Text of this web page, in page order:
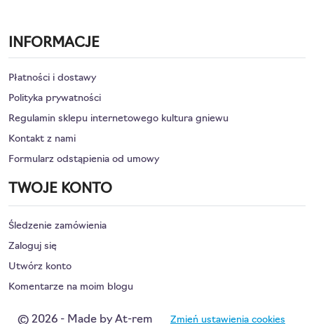
INFORMACJE
Płatności i dostawy
Polityka prywatności
Regulamin sklepu internetowego kultura gniewu
Kontakt z nami
Formularz odstąpienia od umowy
TWOJE KONTO
Śledzenie zamówienia
Zaloguj się
Utwórz konto
Komentarze na moim blogu
© 2026 - Made by At-rem Zmień ustawienia cookies